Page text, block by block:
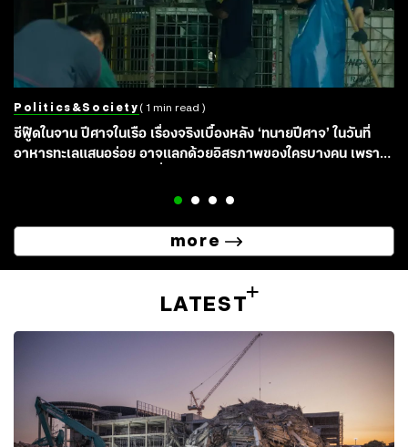
Politics&society ( 1 min read )
ซีฟู๊ดในจาน ปีศาจในเรือ เรื่องจริงเบื้องหลัง ‘ทนายปีศาจ’ ในวันที่
อาหารทะเลแสนอร่อย อาจแลกด้วยอิสรภาพของใครบางคน เพราะ
more
LATEST